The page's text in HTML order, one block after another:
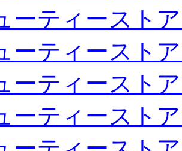
ーティースト
ーティースト
ーティースト
ーティースト